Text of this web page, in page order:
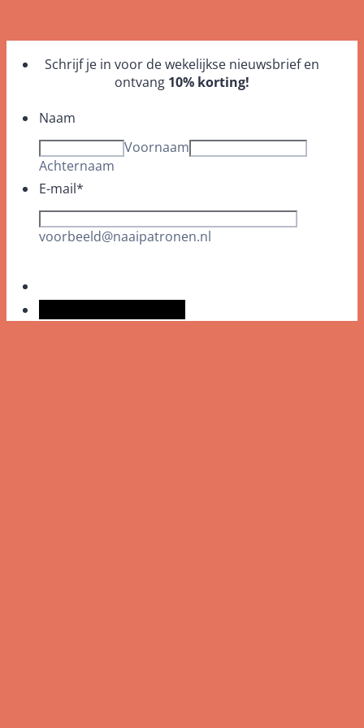
Schrijf je in voor de wekelijkse nieuwsbrief en
ontvang 10% korting!
Naam
Voornaam
Achternaam
E-mail*
voorbeeld@naaipatronen.nl